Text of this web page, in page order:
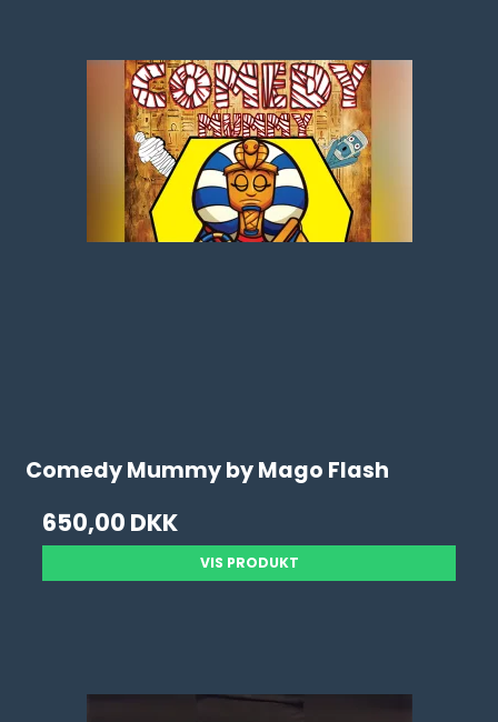
Comedy Mummy by Mago Flash
650,00 DKK
VIS PRODUKT